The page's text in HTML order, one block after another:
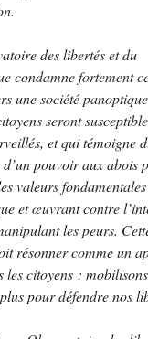
des libertés et du
condamne fortement
une société
seront
et qui témoigne
pouvoir aux abois
valeurs
et œuvrant contre
les peurs.
résonner comme un
les citoyens :
pour défendre nos